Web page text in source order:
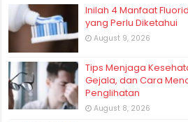
Inilah 4 Manfaat
yang Perlu Diketahui
August 9, 2026
Tips Menjaga
Gejala, dan Cara
Penglihatan
August 8, 2026